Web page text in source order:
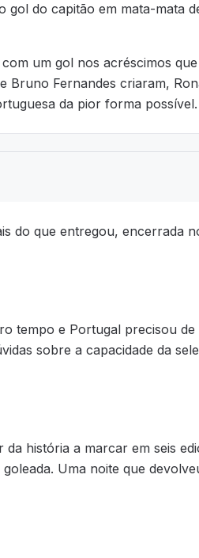
do capitão em mata-mata
um gol nos acréscimos
Bruno Fernandes criaram,
da pior forma possível.
do que entregou, encerrada
tempo e Portugal precisou de
sobre a capacidade da
história a marcar em seis
Uma noite que